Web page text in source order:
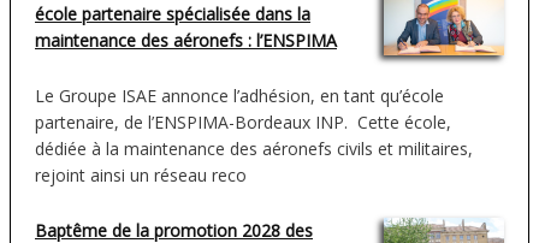
école partenaire spécialisée dans la
maintenance des aéronefs : l’ENSPIMA
Le Groupe ISAE annonce l’adhésion, en tant qu’école
partenaire, de l’ENSPIMA-Bordeaux INP. Cette école,
dédiée à la maintenance des aéronefs civils et militaires,
rejoint ainsi un réseau reco
Baptême de la promotion 2028 des